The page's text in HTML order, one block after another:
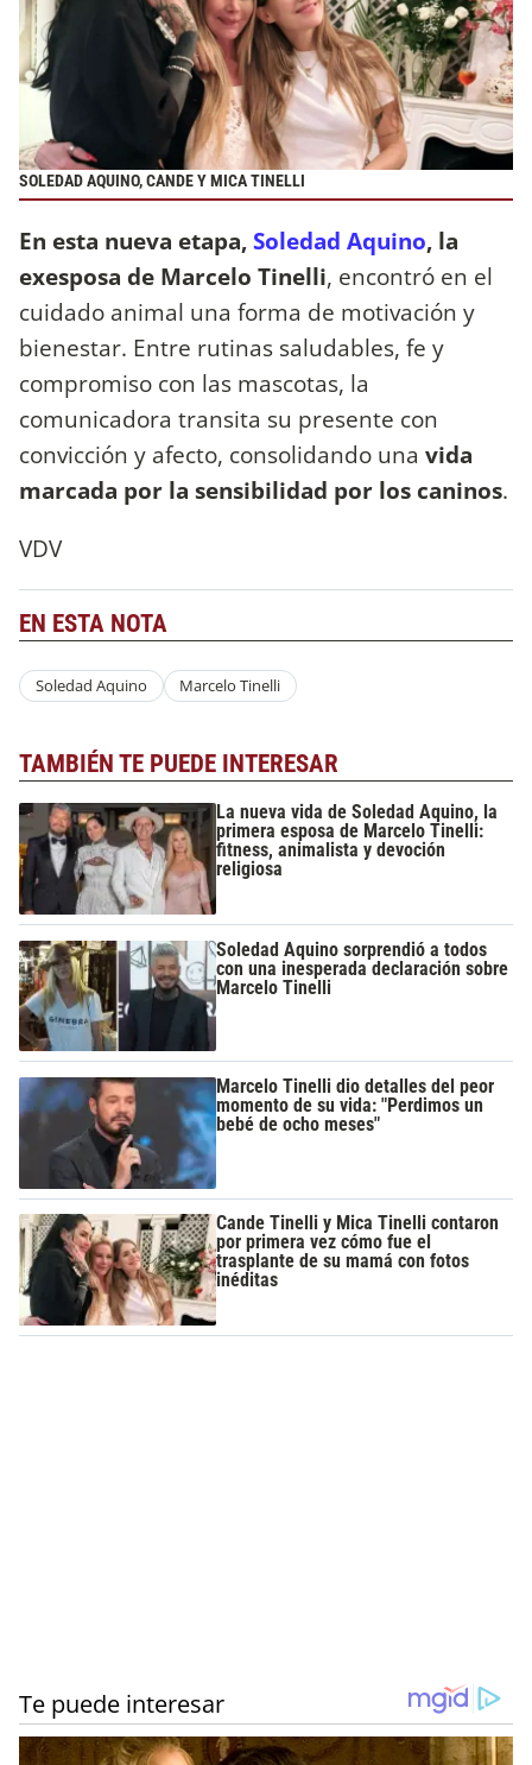
SOLEDAD AQUINO, CANDE Y MICA TINELLI
En esta nueva etapa,Soledad Aquino, la
exesposa de Marcelo Tinelli, encontró en el
cuidado animal una forma de motivación y
bienestar. Entre rutinas saludables, fe y
compromiso con las mascotas, la
comunicadora transita su presente con
convicción y afecto, consolidando una vida
marcada por la sensibilidad por los caninos.
VDV
EN ESTA NOTA
Soledad Aquino Marcelo Tinelli
TAMBIÉN TE PUEDE INTERESAR
La nueva vida de Soledad Aquino, la
primera esposa de Marcelo Tinelli:
fitness, animalista y devoción
religiosa
Soledad Aquino sorprendió a todos
con una inesperada declaración sobre
Marcelo Tinelli
Marcelo Tinelli dio detalles del peor
momento de su vida: "Perdimos un
bebé de ocho meses"
Cande Tinelli y Mica Tinelli contaron
por primera vez cómo fue el
trasplante de su mamá con fotos
inéditas